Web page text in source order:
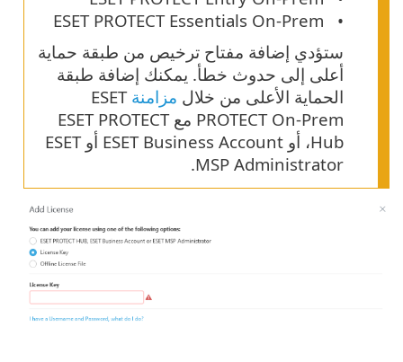
ESET PROTECT Essentials On-Prem
ستؤدي إضافة مفتاح ترخيص من طبقة حماية
أعلى إلى حدوث خطأ. يمكنك إضافة طبقة
الحماية الأعلى من خلال مزامنة ESET
PROTECT On-Prem مع ESET PROTECT
Hub، أو ESET Business Account أو ESET
MSP Administrator.